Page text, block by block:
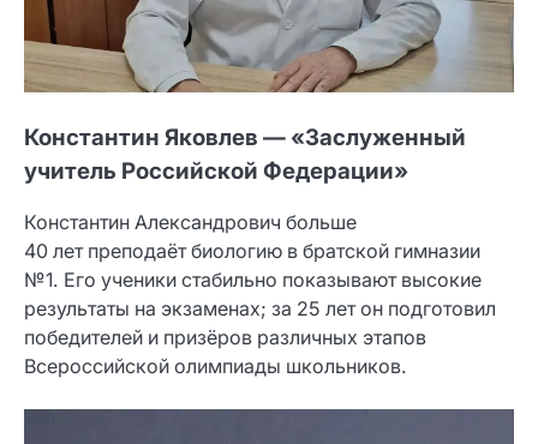
Константин Яковлев — «Заслуженный
учитель Российской Федерации»
Константин Александрович больше
40 лет преподаёт биологию в братской гимназии
№1. Его ученики стабильно показывают высокие
результаты на экзаменах; за 25 лет он подготовил
победителей и призёров различных этапов
Всероссийской олимпиады школьников.